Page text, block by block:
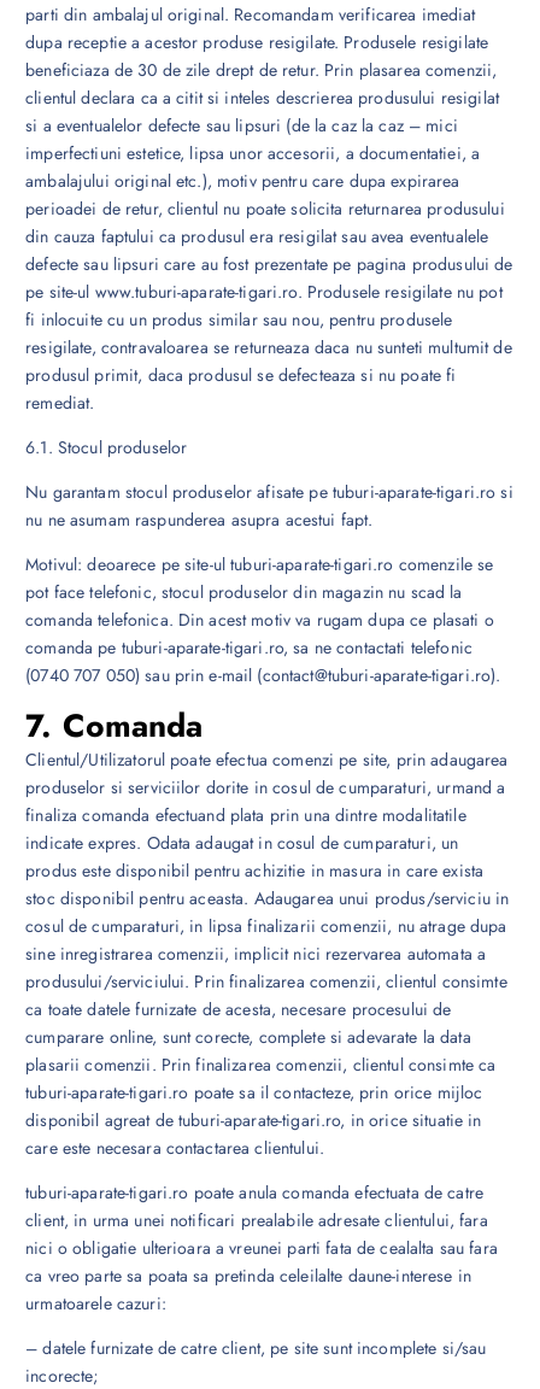
parti din ambalajul original. Recomandam verificarea imediat
dupa receptie a acestor produse resigilate. Produsele resigilate
beneficiaza de 30 de zile drept de retur. Prin plasarea comenzii,
clientul declara ca a citit si inteles descrierea produsului resigilat
si a eventualelor defecte sau lipsuri (de la caz la caz – mici
imperfectiuni estetice, lipsa unor accesorii, a documentatiei, a
ambalajului original etc.), motiv pentru care dupa expirarea
perioadei de retur, clientul nu poate solicita returnarea produsului
din cauza faptului ca produsul era resigilat sau avea eventualele
defecte sau lipsuri care au fost prezentate pe pagina produsului de
pe site-ul www.tuburi-aparate-tigari.ro. Produsele resigilate nu pot
fi inlocuite cu un produs similar sau nou, pentru produsele
resigilate, contravaloarea se returneaza daca nu sunteti multumit de
produsul primit, daca produsul se defecteaza si nu poate fi
remediat.
6.1. Stocul produselor
Nu garantam stocul produselor afisate pe tuburi-aparate-tigari.ro si
nu ne asumam raspunderea asupra acestui fapt.
Motivul: deoarece pe site-ul tuburi-aparate-tigari.ro comenzile se
pot face telefonic, stocul produselor din magazin nu scad la
comanda telefonica. Din acest motiv va rugam dupa ce plasati o
comanda pe tuburi-aparate-tigari.ro, sa ne contactati telefonic
(0740 707 050) sau prin e-mail (contact@tuburi-aparate-tigari.ro).
7. Comanda
Clientul/Utilizatorul poate efectua comenzi pe site, prin adaugarea
produselor si serviciilor dorite in cosul de cumparaturi, urmand a
finaliza comanda efectuand plata prin una dintre modalitatile
indicate expres. Odata adaugat in cosul de cumparaturi, un
produs este disponibil pentru achizitie in masura in care exista
stoc disponibil pentru aceasta. Adaugarea unui produs/serviciu in
cosul de cumparaturi, in lipsa finalizarii comenzii, nu atrage dupa
sine inregistrarea comenzii, implicit nici rezervarea automata a
produsului/serviciului. Prin finalizarea comenzii, clientul consimte
ca toate datele furnizate de acesta, necesare procesului de
cumparare online, sunt corecte, complete si adevarate la data
plasarii comenzii. Prin finalizarea comenzii, clientul consimte ca
tuburi-aparate-tigari.ro poate sa il contacteze, prin orice mijloc
disponibil agreat de tuburi-aparate-tigari.ro, in orice situatie in
care este necesara contactarea clientului.
tuburi-aparate-tigari.ro poate anula comanda efectuata de catre
client, in urma unei notificari prealabile adresate clientului, fara
nici o obligatie ulterioara a vreunei parti fata de cealalta sau fara
ca vreo parte sa poata sa pretinda celeilalte daune-interese in
urmatoarele cazuri:
– datele furnizate de catre client, pe site sunt incomplete si/sau
incorecte;